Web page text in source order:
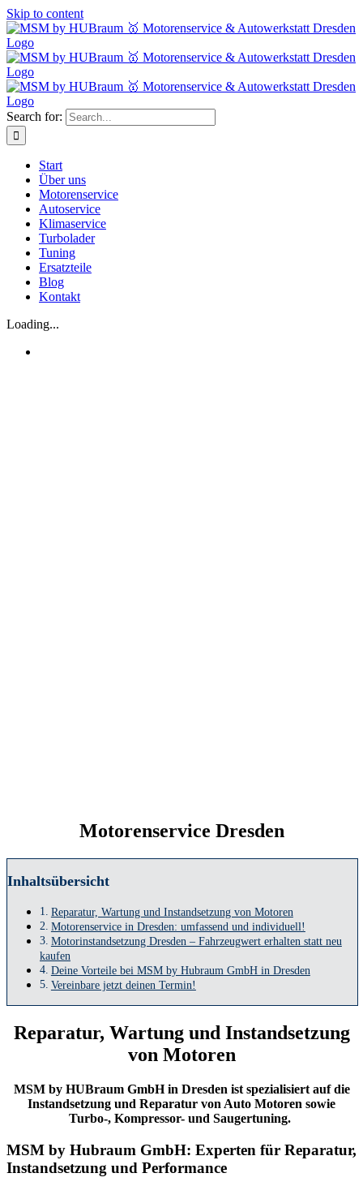
Skip to content
Search for:
Start
Über uns
Motorenservice
Autoservice
Klimaservice
Turbolader
Tuning
Ersatzteile
Blog
Kontakt
Loading...
Motorenservice Dresden
Inhaltsübersicht
Reparatur, Wartung und Instandsetzung von Motoren
Motorenservice in Dresden: umfassend und individuell!
Motorinstandsetzung Dresden – Fahrzeugwert erhalten statt neu
kaufen
Deine Vorteile bei MSM by Hubraum GmbH in Dresden
Vereinbare jetzt deinen Termin!
Reparatur, Wartung und Instandsetzung
von Motoren
MSM by HUBraum GmbH in Dresden ist spezialisiert auf die
Instandsetzung und Reparatur von Auto Motoren sowie
Turbo-, Kompressor- und Saugertuning.
MSM by Hubraum GmbH: Experten für Reparatur,
Instandsetzung und Performance